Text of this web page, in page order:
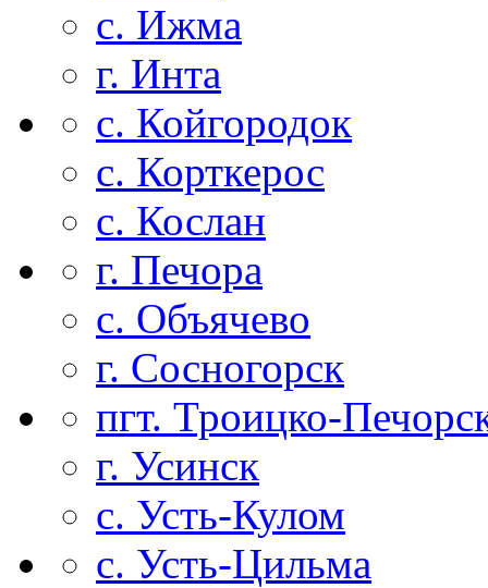
с. Ижма
г. Инта
с. Койгородок
с. Корткерос
с. Кослан
г. Печора
с. Объячево
г. Сосногорск
пгт. Троицко-
г. Усинск
с. Усть-Кулом
с. Усть-Цильма